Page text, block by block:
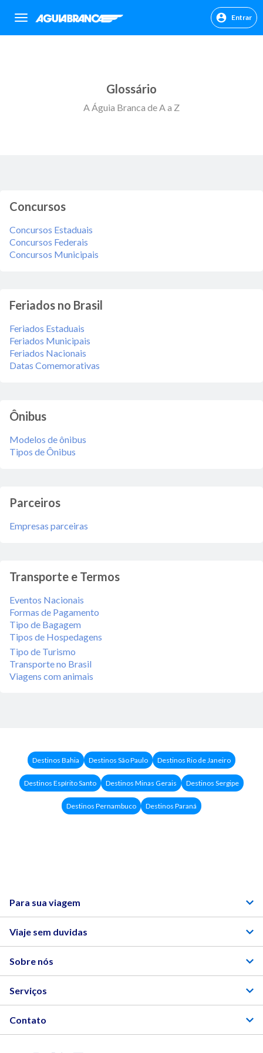
sr.header.toggle.navigation Entrar
Glossário
A Águia Branca de A a Z
Concursos
Concursos Estaduais
Concursos Federais
Concursos Municipais
Feriados no Brasil
Feriados Estaduais
Feriados Municipais
Feriados Nacionais
Datas Comemorativas
Ônibus
Modelos de ônibus
Tipos de Ônibus
Parceiros
Empresas parceiras
Transporte e Termos
Eventos Nacionais
Formas de Pagamento
Tipo de Bagagem
Tipos de Hospedagens
Tipo de Turismo
Transporte no Brasil
Viagens com animais
Destinos Bahia Destinos São Paulo Destinos Rio de Janeiro
Destinos Espírito Santo Destinos Minas Gerais Destinos Sergipe
Destinos Pernambuco Destinos Paraná
Para sua viagem
Viaje sem duvidas
Sobre nós
Serviços
Contato